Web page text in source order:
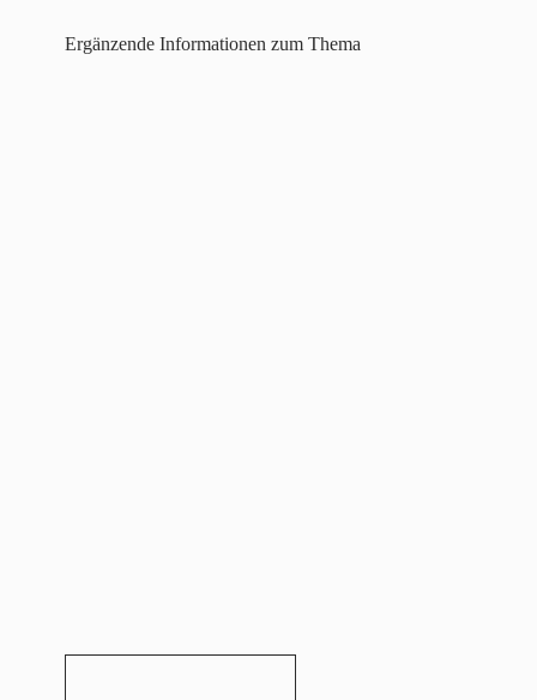
Ergänzende Informationen zum Thema